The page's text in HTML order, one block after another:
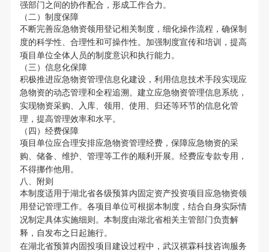
强部门之间的协作配合，形成工作合力。
（二）制度保障
不断完善应急物资领用登记相关制度，细化操作流程，确保制
度的科学性、合理性和可操作性。加强制度宣传和培训，提高
项目单位全体人员的制度意识和执行能力。
（三）信息化保障
积极推进应急物资管理信息化建设，利用信息技术手段实现应
急物资的动态管理和全程追溯。建立应急物资管理信息系统，
实现物资采购、入库、领用、使用、归还等环节的信息化管
理，提高管理效率和水平。
（四）经费保障
项目单位应合理安排应急物资管理经费，保障应急物资的采
购、储备、维护、管理等工作的顺利开展。经费应专款专用，
不得挪作他用。
八、附则
本制度适用于湖北省各级预算内固定资产投资项目应急物资领
用登记管理工作。各项目单位可根据本制度，结合自身实际情
况制定具体实施细则。本制度由湖北省相关主管部门负责解
释，自发布之日起施行。
在湖北省预算内固投项目建设过程中，武汉祺霖科技咨询服务